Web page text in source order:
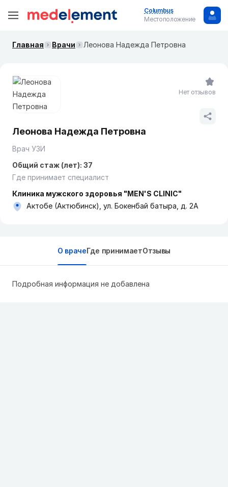
Columbus
Местоположение
Главная Врачи Леонова Надежда Петровна
Леонова Надежда Петровна
Врач УЗИ
Общий стаж (лет): 37
Где принимает специалист
Клиника мужского здоровья "MEN'S CLINIC"
Актобе (Актюбинск), ул. Бокенбай батыра, д. 2А
Нет отзывов
О врачеГде принимаетОтзывы
Подробная информация не добавлена